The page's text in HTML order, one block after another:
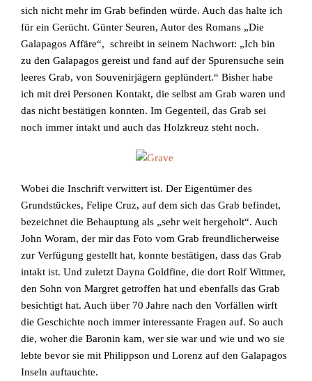
sich nicht mehr im Grab befinden würde. Auch das halte ich
für ein Gerücht. Günter Seuren, Autor des Romans „Die
Galapagos Affäre“, schreibt in seinem Nachwort: „Ich bin
zu den Galapagos gereist und fand auf der Spurensuche sein
leeres Grab, von Souvenirjägern geplündert.“ Bisher habe
ich mit drei Personen Kontakt, die selbst am Grab waren und
das nicht bestätigen konnten. Im Gegenteil, das Grab sei
noch immer intakt und auch das Holzkreuz steht noch.
Wobei die Inschrift verwittert ist. Der Eigentümer des
Grundstückes, Felipe Cruz, auf dem sich das Grab befindet,
bezeichnet die Behauptung als „sehr weit hergeholt“. Auch
John Woram, der mir das Foto vom Grab freundlicherweise
zur Verfügung gestellt hat, konnte bestätigen, dass das Grab
intakt ist. Und zuletzt Dayna Goldfine, die dort Rolf Wittmer,
den Sohn von Margret getroffen hat und ebenfalls das Grab
besichtigt hat. Auch über 70 Jahre nach den Vorfällen wirft
die Geschichte noch immer interessante Fragen auf. So auch
die, woher die Baronin kam, wer sie war und wie und wo sie
lebte bevor sie mit Philippson und Lorenz auf den Galapagos
Inseln auftauchte.